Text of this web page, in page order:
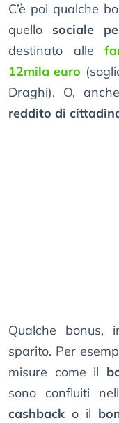
C’è poi qualche
quello sociale
destinato alle
12mila euro
Draghi). O,
reddito di
Qualche
sparito. Per
misure come il
sono confluiti
cashback o il